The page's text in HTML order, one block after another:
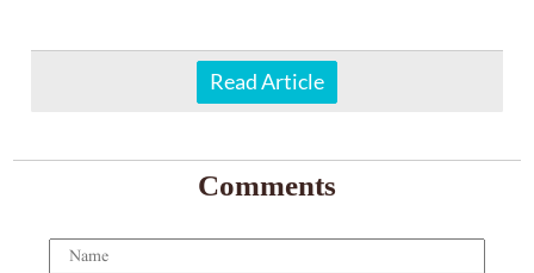
Read Article
Comments